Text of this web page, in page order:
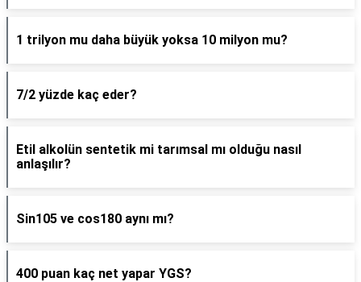
1 trilyon mu daha büyük yoksa 10 milyon mu?
7/2 yüzde kaç eder?
Etil alkolün sentetik mi tarımsal mı olduğu nasıl
anlaşılır?
Sin105 ve cos180 aynı mı?
400 puan kaç net yapar YGS?